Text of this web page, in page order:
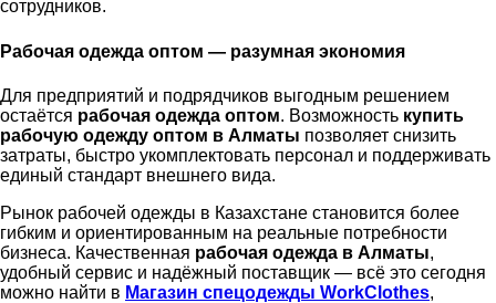
сотрудников.
Рабочая одежда оптом — разумная экономия
Для предприятий и подрядчиков выгодным решением
остаётся рабочая одежда оптом. Возможность купить
рабочую одежду оптом в Алматы позволяет снизить
затраты, быстро укомплектовать персонал и поддерживать
единый стандарт внешнего вида.
Рынок рабочей одежды в Казахстане становится более
гибким и ориентированным на реальные потребности
бизнеса. Качественная рабочая одежда в Алматы,
удобный сервис и надёжный поставщик — всё это сегодня
можно найти в Магазин спецодежды WorkClothes,